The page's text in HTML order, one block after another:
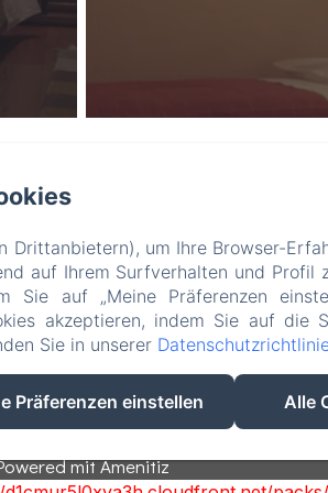
Torchio
InformationenCookie-
28, Bard, 11020, Italien
3478743254
0125809860
mit Amenitiz
Drittanbietern), um Ihre Browser-
auf Ihrem Surfverhalten und Profil
Sie auf „Meine Präferenzen
akzeptieren, indem Sie auf die
Sie in unserer
Präferenzen einstellen Alle